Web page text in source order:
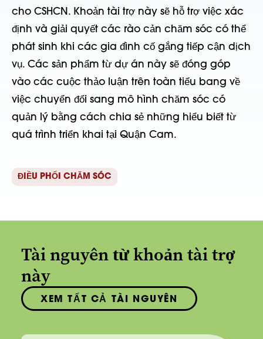
cho CSHCN. Khoản tài trợ này sẽ hỗ trợ việc xác
định và giải quyết các rào cản chăm sóc có thể
phát sinh khi các gia đình cố gắng tiếp cận dịch
vụ. Các sản phẩm từ dự án này sẽ đóng góp
vào các cuộc thảo luận trên toàn tiểu bang về
việc chuyển đổi sang mô hình chăm sóc có
quản lý bằng cách chia sẻ những hiểu biết từ
quá trình triển khai tại Quận Cam.
ĐIỀU PHỐI CHĂM SÓC
Tài nguyên từ khoản tài trợ
này
XEM TẤT CẢ TÀI NGUYÊN